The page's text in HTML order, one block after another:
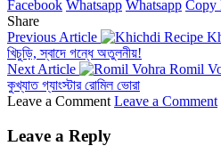
Facebook Whatsapp Whatsapp Copy
Share
Previous Article
খিচুড়ি, স্বাদে গন্ধে অতুলনীয়!
Next Article
Romil
কুখ্যাত গ্যাংস্টার রোমিল ভোরা
Leave a Comment Leave a Comment
Leave a Reply